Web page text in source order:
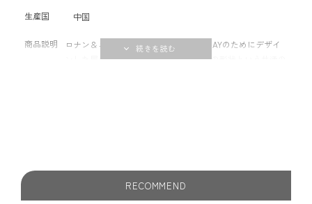
生産国 中国
商品説明
ロナン＆エルワン・ブルレック兄弟がHAYのためにデザイ
ンした屋外用家具のPALISSADE。 対称の形状という共通の
品質と機能を損なうことはありませんのでご安心くださ
RECOMMEND